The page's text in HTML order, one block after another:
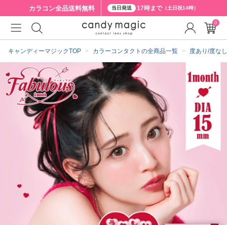
カラコン全品送料無料 当日発送 17時まで（土日祝14時）
キャンディーマジックTOP カラーコンタクトの全商品一覧 度あり/度な
0
クーポン詳細